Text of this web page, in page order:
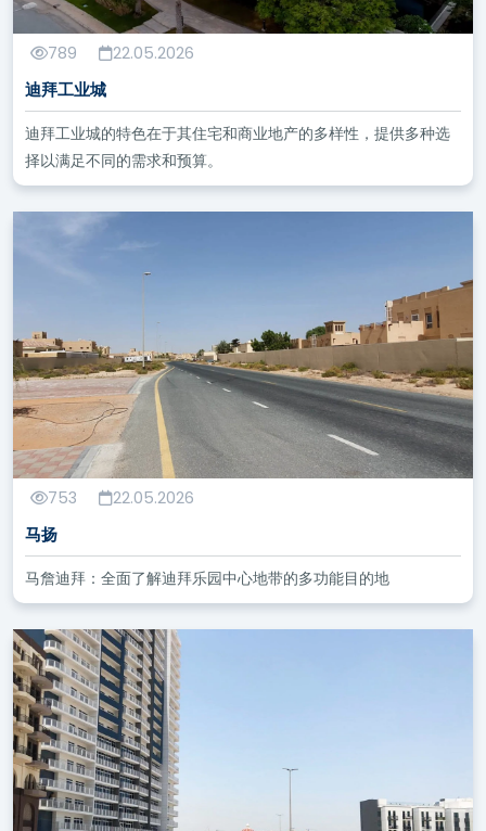
789 22.05.2026
迪拜工业城
迪拜工业城的特色在于其住宅和商业地产的多样性，提供多种选
择以满足不同的需求和预算。
753 22.05.2026
马扬
马詹迪拜：全面了解迪拜乐园中心地带的多功能目的地